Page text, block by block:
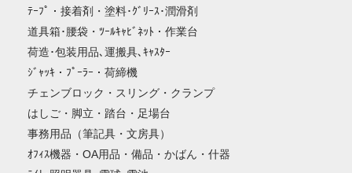
ﾃｰﾌﾟ・接着剤・塗料･ｸﾞﾘｰｽ･潤滑剤
道具箱･腰袋・ﾂｰﾙｷｬﾋﾞﾈｯﾄ・作業台
荷造･包装用品､運搬具､ｷｬｽﾀｰ
ｼﾞｬｯｷ・ﾌﾟｰﾗｰ・荷締機
チェンブロック・スリング・クランプ
はしご・脚立・踏台・足場台
事務用品（筆記具・文房具）
ｵﾌｨｽ機器・OA用品・備品・かばん・什器